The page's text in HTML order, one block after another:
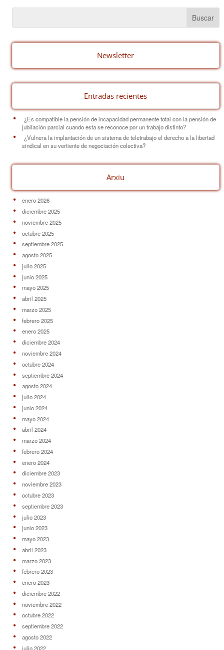
e
b
o
k
e
st
p
ar
tir
Newsletter
Entradas recientes
¿Es compatible la pensión de incapacidad permanente total con la pensión de
jubilación parcial cuando esta se reconoce por un trabajo distinto?
¿Vulnera la implantación de un sistema de teletrabajo el derecho a la libertad
sindical en su vertiente de negociación colectiva?
Arxiu
enero 2026
diciembre 2025
noviembre 2025
octubre 2025
septiembre 2025
agosto 2025
julio 2025
junio 2025
mayo 2025
abril 2025
marzo 2025
febrero 2025
enero 2025
diciembre 2024
noviembre 2024
octubre 2024
septiembre 2024
agosto 2024
julio 2024
junio 2024
mayo 2024
abril 2024
marzo 2024
febrero 2024
enero 2024
diciembre 2023
noviembre 2023
octubre 2023
septiembre 2023
julio 2023
junio 2023
mayo 2023
abril 2023
marzo 2023
febrero 2023
enero 2023
diciembre 2022
noviembre 2022
octubre 2022
septiembre 2022
agosto 2022
julio 2022